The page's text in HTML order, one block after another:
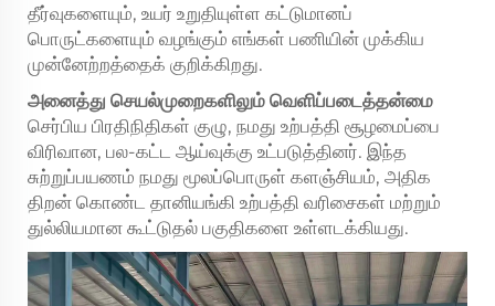
தீர்வுகளையும், உயர் உறுதியுள்ள கட்டுமானப்
பொருட்களையும் வழங்கும் எங்கள் பணியின் முக்கிய
முன்னேற்றத்தைக் குறிக்கிறது.
அனைத்து செயல்முறைகளிலும் வெளிப்படைத்தன்மை
செர்பிய பிரதிநிதிகள் குழு, நமது உற்பத்தி சூழமைப்பை
விரிவான, பல-கட்ட ஆய்வுக்கு உட்படுத்தினர். இந்த
சுற்றுப்பயணம் நமது மூலப்பொருள் களஞ்சியம், அதிக
திறன் கொண்ட தானியங்கி உற்பத்தி வரிசைகள் மற்றும்
துல்லியமான கூட்டுதல் பகுதிகளை உள்ளடக்கியது.